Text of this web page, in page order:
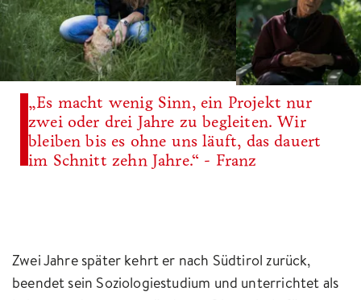
„Es macht wenig Sinn, ein Projekt nur
zwei oder drei Jahre zu begleiten. Wir
bleiben bis es ohne uns läuft, das dauert
im Schnitt zehn Jahre.“ - Franz
Zwei Jahre später kehrt er nach Südtirol zurück,
beendet sein Soziologiestudium und unterrichtet als